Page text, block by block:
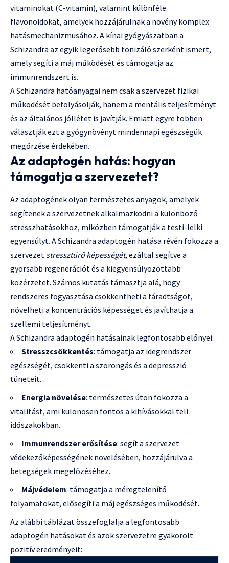
vitaminokat (C-vitamin), valamint különféle
flavonoidokat, amelyek hozzájárulnak a növény komplex
hatásmechanizmusához. A kínai gyógyászatban a
Schizandra az egyik legerősebb tonizáló szerként ismert,
amely segíti a máj működését és támogatja az
immunrendszert is.
A Schizandra hatóanyagai nem csak a szervezet fizikai
működését befolyásolják, hanem a mentális teljesítményt
és az általános jóllétet is javítják. Emiatt egyre többen
választják ezt a gyógynövényt mindennapi egészségük
megőrzése érdekében.
Az adaptogén hatás: hogyan
támogatja a szervezetet?
Az adaptogének olyan természetes anyagok, amelyek
segítenek a szervezetnek alkalmazkodni a különböző
stresszhatásokhoz, miközben támogatják a testi-lelki
egyensúlyt. A Schizandra adaptogén hatása révén fokozza a
szervezet stressztűrő képességét, ezáltal segítve a
gyorsabb regenerációt és a kiegyensúlyozottabb
közérzetet. Számos kutatás támasztja alá, hogy
rendszeres fogyasztása csökkentheti a fáradtságot,
növelheti a koncentrációs képességet és javíthatja a
szellemi teljesítményt.
A Schizandra adaptogén hatásainak legfontosabb előnyei:
Stresszcsökkentés: támogatja az idegrendszer
egészségét, csökkenti a szorongás és a depresszió
tüneteit.
Energia növelése: természetes úton fokozza a
vitalitást, ami különösen fontos a kihívásokkal teli
időszakokban.
Immunrendszer erősítése: segít a szervezet
védekezőképességének növelésében, hozzájárulva a
betegségek megelőzéséhez.
Májvédelem: támogatja a méregtelenítő
folyamatokat, elősegíti a máj egészséges működését.
Az alábbi táblázat összefoglalja a legfontosabb
adaptogén hatásokat és azok szervezetre gyakorolt
pozitív eredményeit: